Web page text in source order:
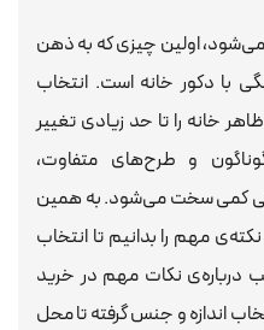
اولین چیزی که به ذهن
با دکور خانه است. انتخاب
خانه را تا حد زیادی تغییر
و طرح‌های متفاوت،
کمی سخت می‌شود. به همین
مهم را بدانیم تا انتخاب
درباره‌ی نکات مهم در خرید
اندازه و جنس گرفته تا محل